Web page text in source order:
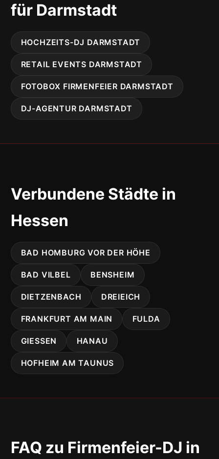
für Darmstadt
HOCHZEITS-DJ DARMSTADT
RETAIL EVENTS DARMSTADT
FOTOBOX FIRMENFEIER DARMSTADT
DJ-AGENTUR DARMSTADT
Verbundene Städte in
Hessen
BAD HOMBURG VOR DER HÖHE
BAD VILBEL BENSHEIM
DIETZENBACH DREIEICH
FRANKFURT AM MAIN FULDA
GIESSEN HANAU
HOFHEIM AM TAUNUS
FAQ zu Firmenfeier-DJ in